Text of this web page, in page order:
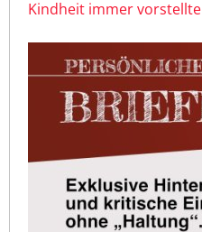
Kindheit immer vorstellte